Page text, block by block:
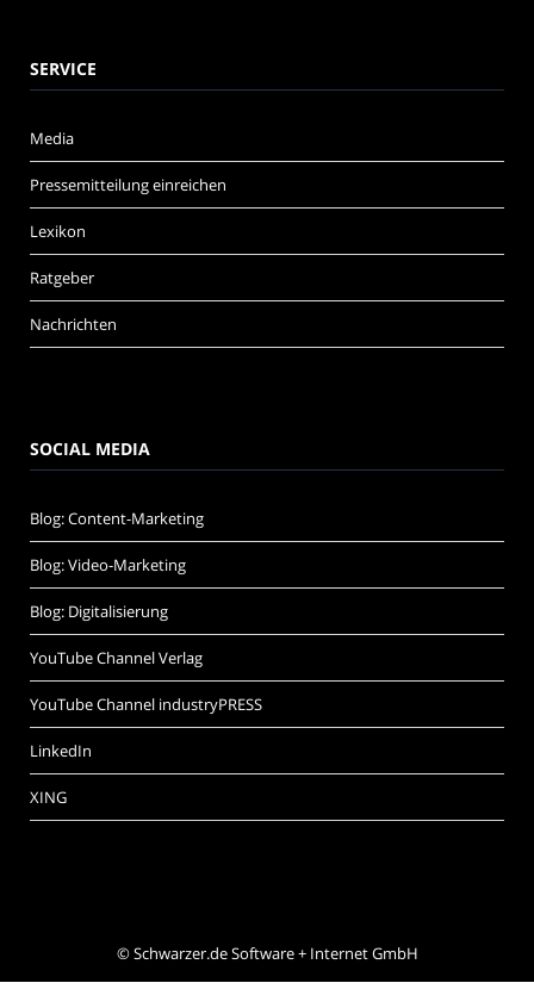
SERVICE
Media
Pressemitteilung einreichen
Lexikon
Ratgeber
Nachrichten
SOCIAL MEDIA
Blog: Content-Marketing
Blog: Video-Marketing
Blog: Digitalisierung
YouTube Channel Verlag
YouTube Channel industryPRESS
LinkedIn
XING
©Schwarzer.de Software + Internet GmbH